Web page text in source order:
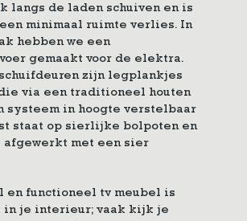
langs de laden schuiven en is
minimaal ruimte verlies. In
hebben we een
gemaakt voor de elektra.
zijn legplankjes
via een traditioneel houten
systeem in hoogte verstelbaar
staat op sierlijke bolpoten en
afgewerkt met een sier
en functioneel tv meubel is
je interieur; vaak kijk je